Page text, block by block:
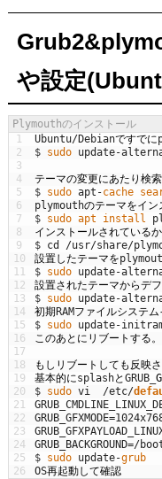
や設定
Plymouthのインストール
1
2
3
4
5
6
7
8
9
10
11
12
13
14
15
16
17
18
19
20
21
22
23
24
25
26
Ubuntu/Debianですでに
$ sudo update-
テーマの変更にあたり検索
$ sudo apt -cache
plymouthのテーマをイン
$ sudo apt install
インストールされている
$ cd /usr/share/
設置したテーマを
$ sudo update-
設置されたテーマからデ
$ sudo update-
初期 RAMファイルシステ
$ sudo update-
このあとにリブートする。
もしリブートしても反映
基本的にsplashとGRUB_
$ sudo vi /etc/
GRUB_GFXMODE=
GRUB_BACKGROUND=/
$ sudo update-grub
OS再起動して確認